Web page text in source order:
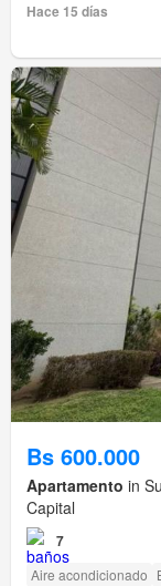
Hace 15 días
Bs 600.000
Apartamento in
Capital
7
Aire acondicionado